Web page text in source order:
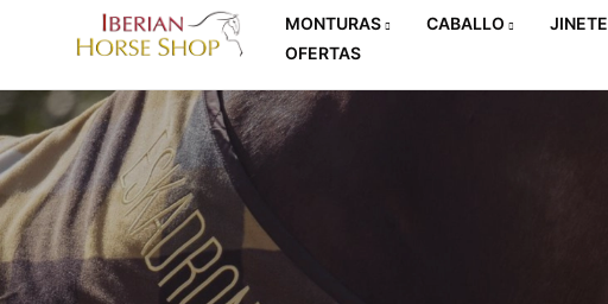
MONTURAS CABALLO JINETE
OFERTAS